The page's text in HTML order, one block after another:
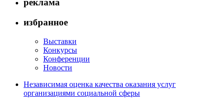
реклама
избранное
Выставки
Конкурсы
Конференции
Новости
Независимая оценка качества оказания услуг
организациями социальной сферы